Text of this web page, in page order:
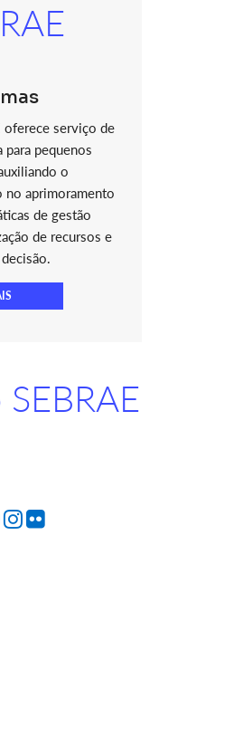
oferece serviço de
pequenos
o
no aprimoramento
de gestão
de recursos e
SEBRAE